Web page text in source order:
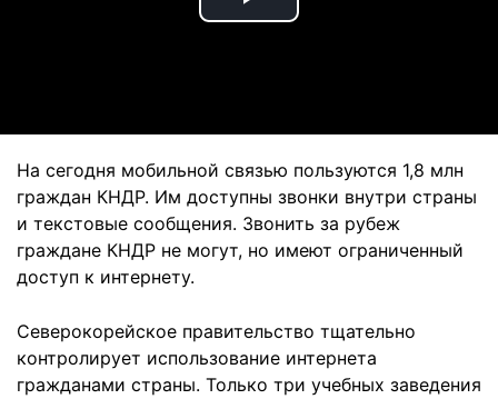
Play
На сегодня мобильной связью пользуются 1,8 млн
граждан КНДР. Им доступны звонки внутри страны
и текстовые сообщения. Звонить за рубеж
граждане КНДР не могут, но имеют ограниченный
доступ к интернету.
Северокорейское правительство тщательно
контролирует использование интернета
гражданами страны. Только три учебных заведения